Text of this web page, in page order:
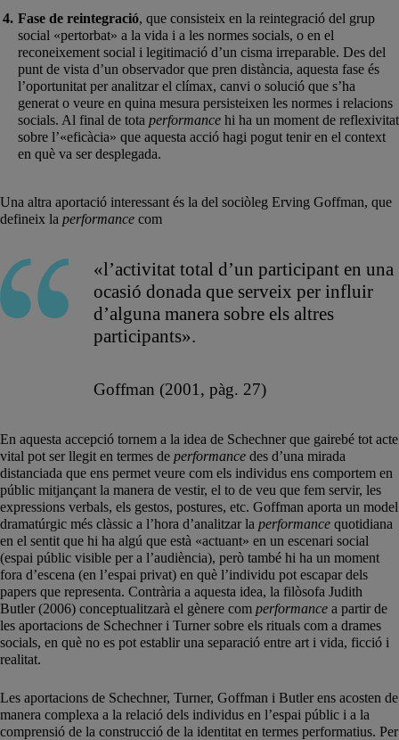
Fase de reintegració, que consisteix en la reintegració del grup
social «pertorbat» a la vida i a les normes socials, o en el
reconeixement social i legitimació d’un cisma irreparable. Des del
punt de vista d’un observador que pren distància, aquesta fase és
l’oportunitat per analitzar el clímax, canvi o solució que s’ha
generat o veure en quina mesura persisteixen les normes i relacions
socials. Al final de tota performance hi ha un moment de reflexivitat
sobre l’«eficàcia» que aquesta acció hagi pogut tenir en el context
en què va ser desplegada.
Una altra aportació interessant és la del sociòleg Erving Goffman, que
defineix la performance com
«l’activitat total d’un participant en una
ocasió donada que serveix per influir
d’alguna manera sobre els altres
participants».
Goffman (2001, pàg. 27)
En aquesta accepció tornem a la idea de Schechner que gairebé tot acte
vital pot ser llegit en termes de performance des d’una mirada
distanciada que ens permet veure com els individus ens comportem en
públic mitjançant la manera de vestir, el to de veu que fem servir, les
expressions verbals, els gestos, postures, etc. Goffman aporta un model
dramatúrgic més clàssic a l’hora d’analitzar la performance quotidiana
en el sentit que hi ha algú que està «actuant» en un escenari social
(espai públic visible per a l’audiència), però també hi ha un moment
fora d’escena (en l’espai privat) en què l’individu pot escapar dels
papers que representa. Contrària a aquesta idea, la filòsofa Judith
Butler (2006) conceptualitzarà el gènere com performance a partir de
les aportacions de Schechner i Turner sobre els rituals com a drames
socials, en què no es pot establir una separació entre art i vida, ficció i
realitat.
Les aportacions de Schechner, Turner, Goffman i Butler ens acosten de
manera complexa a la relació dels individus en l’espai públic i a la
comprensió de la construcció de la identitat en termes performatius. Per